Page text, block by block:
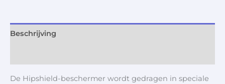
Beschrijving
De Hipshield-beschermer wordt gedragen in speciale